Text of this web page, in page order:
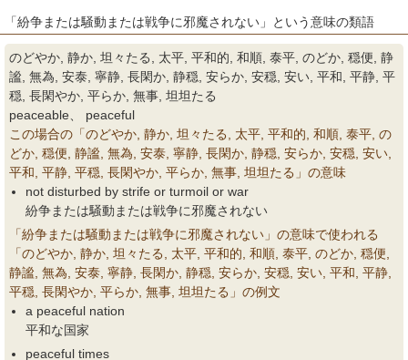
「紛争または騒動または戦争に邪魔されない」という意味の類語
のどやか, 静か, 坦々たる, 太平, 平和的, 和順, 泰平, のどか, 穏便, 静
謐, 無為, 安泰, 寧静, 長閑か, 静穏, 安らか, 安穏, 安い, 平和, 平静, 平
穏, 長閑やか, 平らか, 無事, 坦坦たる
peaceable、 peaceful
この場合の「のどやか, 静か, 坦々たる, 太平, 平和的, 和順, 泰平, の
どか, 穏便, 静謐, 無為, 安泰, 寧静, 長閑か, 静穏, 安らか, 安穏, 安い,
平和, 平静, 平穏, 長閑やか, 平らか, 無事, 坦坦たる」の意味
not disturbed by strife or turmoil or war
紛争または騒動または戦争に邪魔されない
「紛争または騒動または戦争に邪魔されない」の意味で使われる
「のどやか, 静か, 坦々たる, 太平, 平和的, 和順, 泰平, のどか, 穏便,
静謐, 無為, 安泰, 寧静, 長閑か, 静穏, 安らか, 安穏, 安い, 平和, 平静,
平穏, 長閑やか, 平らか, 無事, 坦坦たる」の例文
a peaceful nation
平和な国家
peaceful times